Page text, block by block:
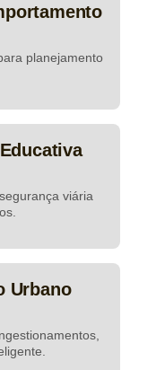
planejamento
viária
Urbano